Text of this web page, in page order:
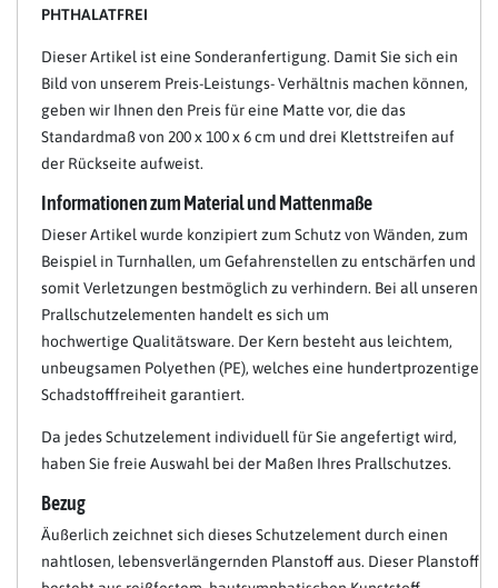
PHTHALATFREI
Dieser Artikel ist eine Sonderanfertigung. Damit Sie sich ein
Bild von unserem Preis-Leistungs- Verhältnis machen können,
geben wir Ihnen den Preis für eine Matte vor, die das
Standardmaß von 200 x 100 x 6 cm und drei Klettstreifen auf
der Rückseite aufweist.
Informationen zum Material und Mattenmaße
Dieser Artikel wurde konzipiert zum Schutz von Wänden, zum
Beispiel in Turnhallen, um Gefahrenstellen zu entschärfen und
somit Verletzungen bestmöglich zu verhindern. Bei all unseren
Prallschutzelementen handelt es sich um
hochwertige Qualitätsware. Der Kern besteht aus leichtem,
unbeugsamen Polyethen (PE), welches eine hundertprozentige
Schadstofffreiheit garantiert.
Da jedes Schutzelement individuell für Sie angefertigt wird,
haben Sie freie Auswahl bei der Maßen Ihres Prallschutzes.
Bezug
Äußerlich zeichnet sich dieses Schutzelement durch einen
nahtlosen, lebensverlängernden Planstoff aus. Dieser Planstoff